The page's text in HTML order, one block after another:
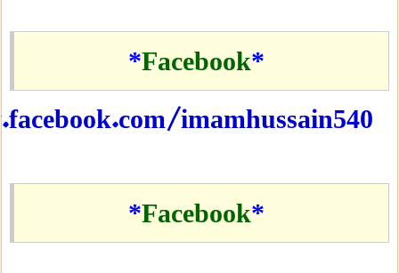
*
Facebook
*
imamhussain540
*
Facebook
*